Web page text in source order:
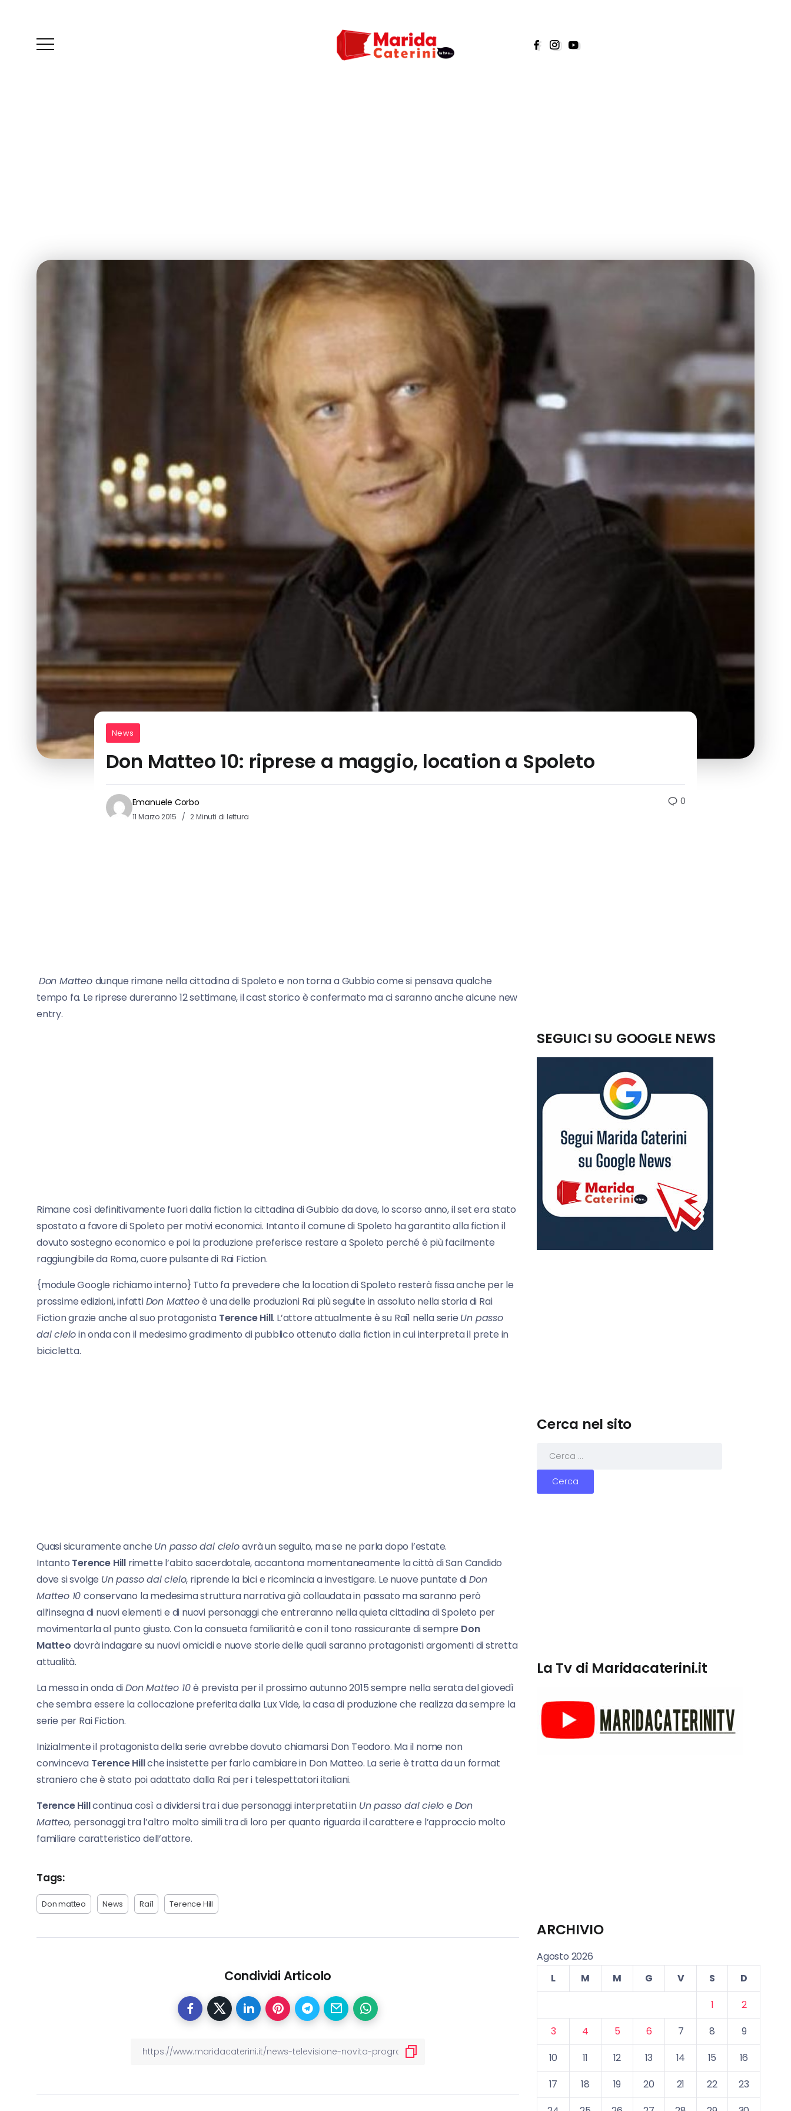
News
Don Matteo 10: riprese a maggio, location a Spoleto
Emanuele Corbo
11 Marzo 2015 2 Minuti di lettura
0
Don Matteo dunque rimane nella cittadina di Spoleto e non torna a Gubbio come si pensava qualche
tempo fa. Le riprese dureranno 12 settimane, il cast storico è confermato ma ci saranno anche alcune new
entry.
Rimane così definitivamente fuori dalla fiction la cittadina di Gubbio da dove, lo scorso anno, il set era stato
spostato a favore di Spoleto per motivi economici. Intanto il comune di Spoleto ha garantito alla fiction il
dovuto sostegno economico e poi la produzione preferisce restare a Spoleto perché è più facilmente
raggiungibile da Roma, cuore pulsante di Rai Fiction.
{module Google richiamo interno} Tutto fa prevedere che la location di Spoleto resterà fissa anche per le
prossime edizioni, infattiDon Matteoè una delle produzioni Rai più seguite in assoluto nella storia di Rai
Fiction grazie anche al suo protagonista Terence Hill. L’attore attualmente è su Rai1 nella serie Un passo
dal cieloin onda con il medesimo gradimento di pubblico ottenuto dalla fiction in cui interpreta il prete in
bicicletta.
Quasi sicuramente anche Un passo dal cieloavrà un seguito, ma se ne parla dopo l’estate.
Intanto Terence Hill rimette l’abito sacerdotale, accantona momentaneamente la città di San Candido
dove si svolge Un passo dal cielo, riprende la bici e ricomincia a investigare. Le nuove puntate diDon
Matteo 10conservano la medesima struttura narrativa già collaudata in passato ma saranno però
all’insegna di nuovi elementi e di nuovi personaggi che entreranno nella quieta cittadina di Spoleto per
movimentarla al punto giusto. Con la consueta familiarità e con il tono rassicurante di sempre Don
Matteo dovrà indagare su nuovi omicidi e nuove storie delle quali saranno protagonisti argomenti di stretta
attualità.
La messa in onda diDon Matteo 10è prevista per il prossimo autunno 2015 sempre nella serata del giovedì
che sembra essere la collocazione preferita dalla Lux Vide, la casa di produzione che realizza da sempre la
serie per Rai Fiction.
Inizialmente il protagonista della serie avrebbe dovuto chiamarsi Don Teodoro. Ma il nome non
convinceva Terence Hillche insistette per farlo cambiare in Don Matteo. La serie è tratta da un format
straniero che è stato poi adattato dalla Rai per i telespettatori italiani.
Terence Hillcontinua così a dividersi tra i due personaggi interpretati in Un passo dal cieloe Don
Matteo, personaggi tra l’altro molto simili tra di loro per quanto riguarda il carattere e l’approccio molto
familiare caratteristico dell’attore.
Tags:
Don matteo News Rai1 Terence Hill
Condividi Articolo
SEGUICI SU GOOGLE NEWS
Cerca nel sito
La Tv di Maridacaterini.it
ARCHIVIO
Agosto 2026
L
M M G V S
D
1
2
3
4 5 6 7 8
9
10
11 12 13 14 15
16
17
18 19 20 21 22
23